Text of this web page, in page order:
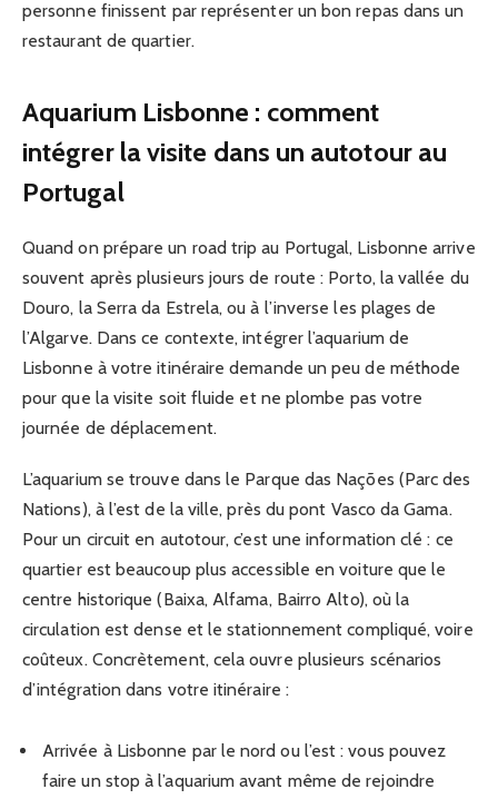
personne finissent par représenter un bon repas dans un
restaurant de quartier.
Aquarium Lisbonne : comment
intégrer la visite dans un autotour au
Portugal
Quand on prépare un road trip au Portugal, Lisbonne arrive
souvent après plusieurs jours de route : Porto, la vallée du
Douro, la Serra da Estrela, ou à l’inverse les plages de
l’Algarve. Dans ce contexte, intégrer l’aquarium de
Lisbonne à votre itinéraire demande un peu de méthode
pour que la visite soit fluide et ne plombe pas votre
journée de déplacement.
L’aquarium se trouve dans le Parque das Nações (Parc des
Nations), à l’est de la ville, près du pont Vasco da Gama.
Pour un circuit en autotour, c’est une information clé : ce
quartier est beaucoup plus accessible en voiture que le
centre historique (Baixa, Alfama, Bairro Alto), où la
circulation est dense et le stationnement compliqué, voire
coûteux. Concrètement, cela ouvre plusieurs scénarios
d’intégration dans votre itinéraire :
Arrivée à Lisbonne par le nord ou l’est : vous pouvez
faire un stop à l’aquarium avant même de rejoindre